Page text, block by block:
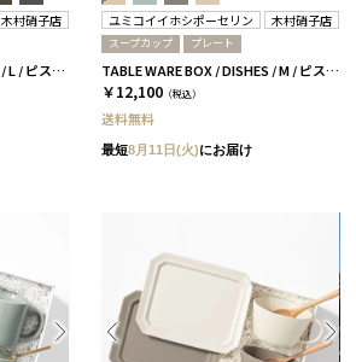
木村硝子店
TABLE WARE BOX / DISHES / L / ピスタチオグリーン［イイホシユミコ×木村硝子店］
ユミコイイホシポーセリン 木村硝子店
スープカップ プレート
TABLE WARE BOX / DISHES / M / ピスタチオグリーン［イイホシユミコ×木村硝子店］
￥12,100 （税込）
送料無料
最短8月11日(火)にお届け